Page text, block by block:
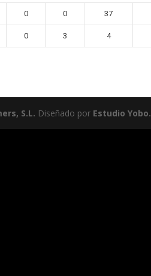
0 0 37
0 3 4
S.L. Diseñado por Estudio Yobo.